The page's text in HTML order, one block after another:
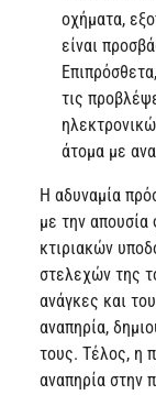
οχήματα,
είναι
τις
άτομα με
Η αδυναμία
με την
κτιριακών
στελεχών της
ανάγκες και
αναπηρία,
τους. Τέλος, η
αναπηρία στην